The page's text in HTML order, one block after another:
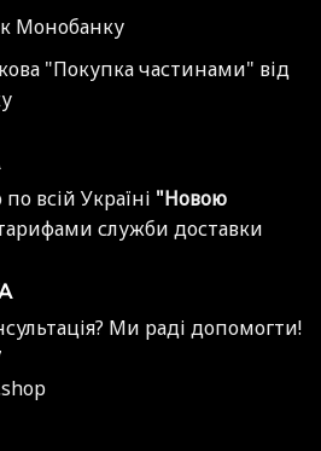
Монобанку
"Покупка частинами" від
всій Україні "Новою
служби доставки
Ми раді допомогти!